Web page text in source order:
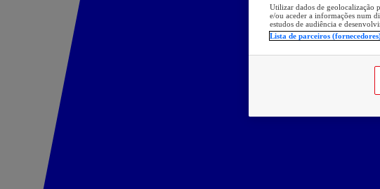
Utilizar dados de geolocalização
e/ou aceder a informações num
estudos de audiência e
Lista de parceiros